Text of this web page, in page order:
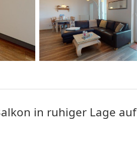
in ruhiger Lage auf